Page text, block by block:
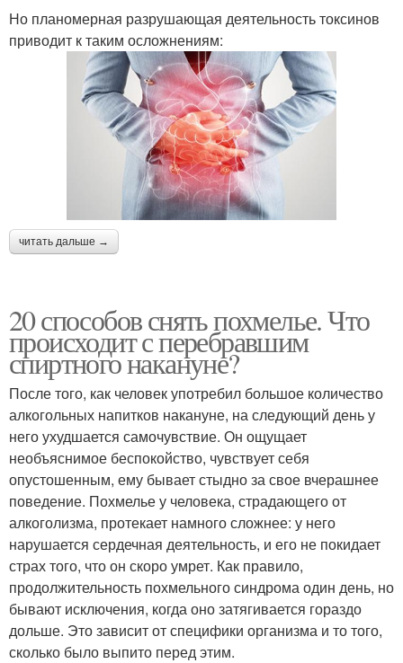
Но планомерная разрушающая деятельность токсинов
приводит к таким осложнениям:
читать дальше →
20 способов снять похмелье. Что
происходит с перебравшим
спиртного накануне?
После того, как человек употребил большое количество
алкогольных напитков накануне, на следующий день у
него ухудшается самочувствие. Он ощущает
необъяснимое беспокойство, чувствует себя
опустошенным, ему бывает стыдно за свое вчерашнее
поведение. Похмелье у человека, страдающего от
алкоголизма, протекает намного сложнее: у него
нарушается сердечная деятельность, и его не покидает
страх того, что он скоро умрет. Как правило,
продолжительность похмельного синдрома один день, но
бывают исключения, когда оно затягивается гораздо
дольше. Это зависит от специфики организма и то того,
сколько было выпито перед этим.